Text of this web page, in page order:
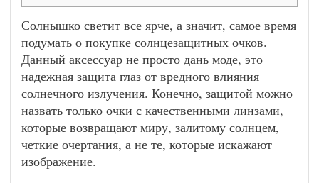
Солнышко светит все ярче, а значит, самое время
подумать о покупке солнцезащитных очков.
Данный аксессуар не просто дань моде, это
надежная защита глаз от вредного влияния
солнечного излучения. Конечно, защитой можно
назвать только очки с качественными линзами,
которые возвращают миру, залитому солнцем,
четкие очертания, а не те, которые искажают
изображение.